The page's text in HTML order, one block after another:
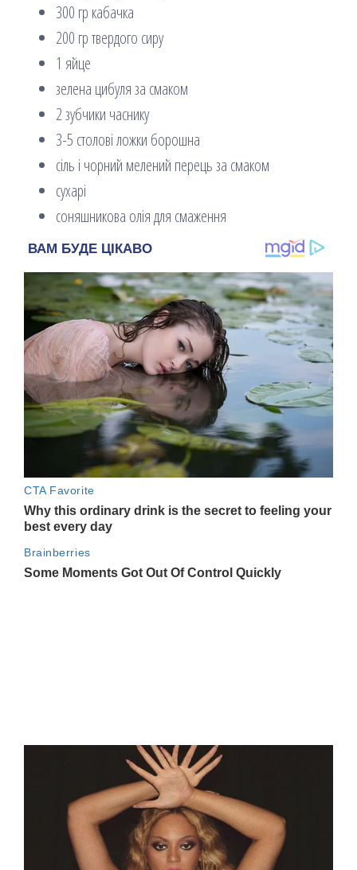
300 гр кабачка
200 гр твердого сиру
1 яйце
зелена цибуля за смаком
2 зубчики часнику
3-5 столові ложки борошна
сіль і чорний мелений перець за смаком
сухарі
соняшникова олія для смаження